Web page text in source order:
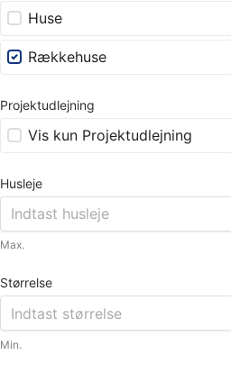
Huse
Rækkehuse
Projektudlejning
Vis kun Projektudlejning
Husleje
Max.
Størrelse
Min.